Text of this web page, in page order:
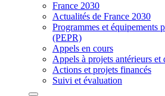
France 2030
Actualités de France 2030
Programmes et équipements
(PEPR)
Appels en cours
Appels à projets antérieurs et
Actions et projets financés
Suivi et évaluation